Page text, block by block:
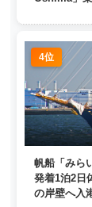
4位
帆船「みら
発着1泊2
の岸壁へ入